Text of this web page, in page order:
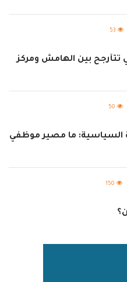
53
تتأرجح بين الهامش ومركز
50
السياسية: ما مصير موظفي
150